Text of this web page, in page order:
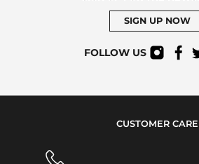
SIGN UP NOW
FOLLOW US
CUSTOMER CARE